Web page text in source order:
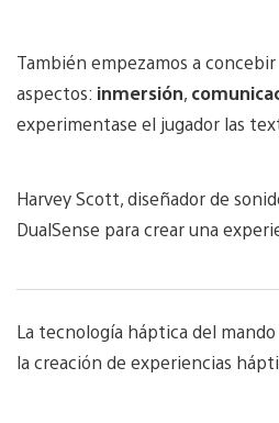
También empezamos a
aspectos: inmersión,
experimentase el jugador las
Harvey Scott, diseñador de
DualSense para crear una
La tecnología háptica del
la creación de experiencias